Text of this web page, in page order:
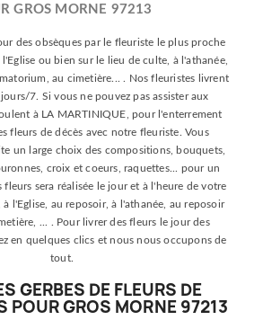
GROS MORNE 97213
des obsèques par le fleuriste le plus proche
ou bien sur le lieu de culte, à l'athanée,
au cimetière... . Nos fleuristes livrent
7. Si vous ne pouvez pas assister aux
à LA MARTINIQUE, pour l'enterrement
fleurs de décès avec notre fleuriste. Vous
un large choix des compositions, bouquets,
croix et coeurs, raquettes... pour un
fleurs sera réalisée le jour et à l'heure de votre
l'Eglise, au reposoir, à l'athanée, au reposoir
... . Pour livrer des fleurs le jour des
en quelques clics et nous nous occupons de
tout.
GERBES DE FLEURS DE
POUR GROS MORNE 97213